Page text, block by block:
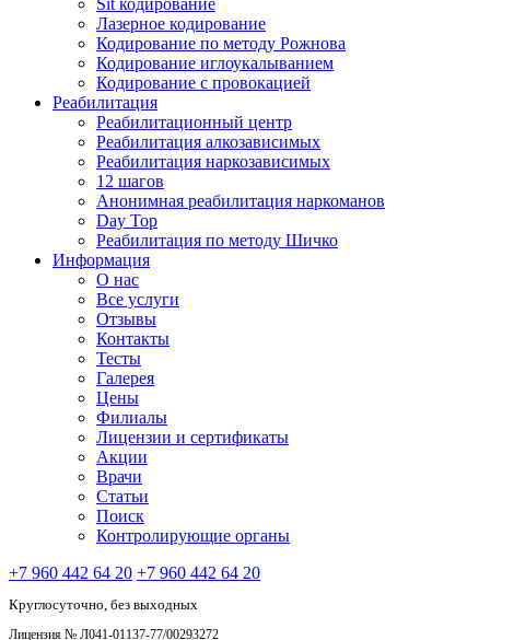
Sit кодирование
Лазерное кодирование
Кодирование по методу Рожнова
Кодирование иглоукалыванием
Кодирование с провокацией
Реабилитация
Реабилитационный центр
Реабилитация алкозависимых
Реабилитация наркозависимых
12 шагов
Анонимная реабилитация наркоманов
Day Top
Реабилитация по методу Шичко
Информация
О нас
Все услуги
Отзывы
Контакты
Тесты
Галерея
Цены
Филиалы
Лицензии и сертификаты
Акции
Врачи
Статьи
Поиск
Контролирующие органы
+7 960 442 64 20 +7 960 442 64 20
Круглосуточно, без выходных
Лицензия № Л041-01137-77/00293272